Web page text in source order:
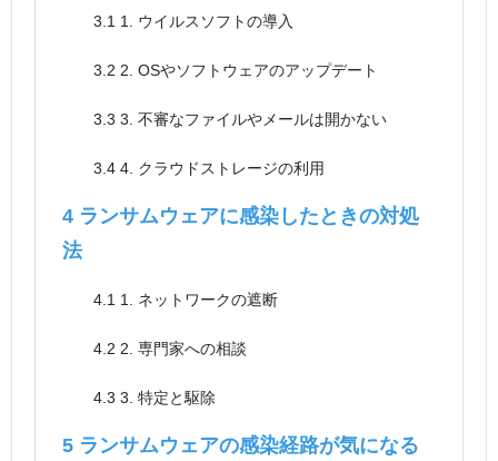
3.1 1. ウイルスソフトの導入
3.2 2. OSやソフトウェアのアップデート
3.3 3. 不審なファイルやメールは開かない
3.4 4. クラウドストレージの利用
4 ランサムウェアに感染したときの対処
法
4.1 1. ネットワークの遮断
4.2 2. 専門家への相談
4.3 3. 特定と駆除
5 ランサムウェアの感染経路が気になる